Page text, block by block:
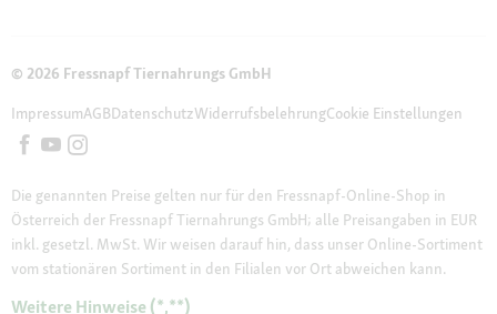
© 2026 Fressnapf Tiernahrungs GmbH
ImpressumAGBDatenschutzWiderrufsbelehrungCookie Einstellungen
Die genannten Preise gelten nur für den Fressnapf-Online-Shop in
Österreich der Fressnapf Tiernahrungs GmbH; alle Preisangaben in EUR
inkl. gesetzl. MwSt. Wir weisen darauf hin, dass unser Online-Sortiment
vom stationären Sortiment in den Filialen vor Ort abweichen kann.
Weitere Hinweise (*,**)